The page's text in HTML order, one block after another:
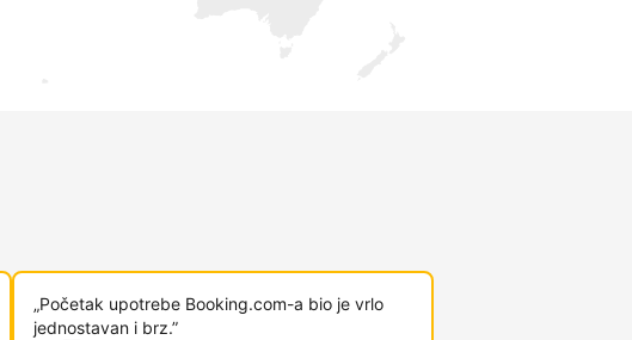
„Početak upotrebe Booking.com-a bio je vrlo
jednostavan i brz.”